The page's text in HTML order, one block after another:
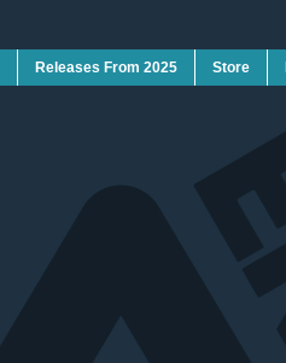
Releases From 2025 Store